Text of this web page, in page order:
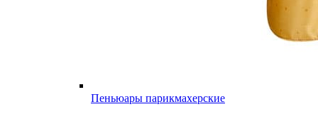
Пеньюары парикмахерские